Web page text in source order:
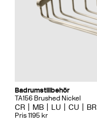
Badrumstillbehör
TA156 Brushed Nickel
CR MB LU CU BR
Pris 1195 kr